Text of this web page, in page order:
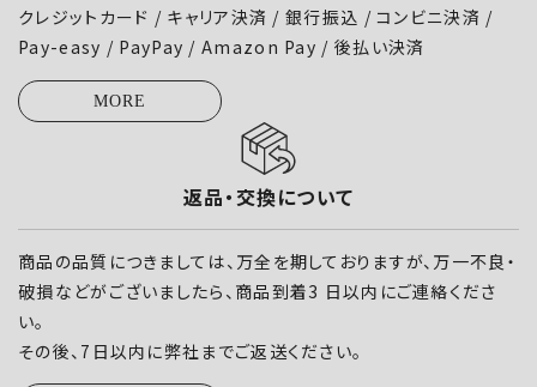
クレジットカード / キャリア決済 / 銀行振込 / コンビニ決済 /
Pay-easy / PayPay / Amazon Pay / 後払い決済
MORE
返品・交換について
商品の品質につきましては、万全を期しておりますが、万一不良・
破損などがございましたら、商品到着3 日以内にご連絡くださ
い。
その後、7日以内に弊社までご返送ください。